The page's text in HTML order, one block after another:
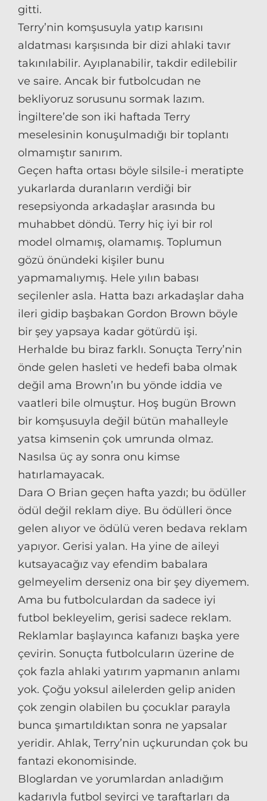
gitti.
Terry’nin komşusuyla yatıp karısını
aldatması karşısında bir dizi ahlaki tavır
takınılabilir. Ayıplanabilir, takdir edilebilir
ve saire. Ancak bir futbolcudan ne
bekliyoruz sorusunu sormak lazım.
İngiltere’de son iki haftada Terry
meselesinin konuşulmadığı bir toplantı
olmamıştır sanırım.
Geçen hafta ortası böyle silsile-i meratipte
yukarlarda duranların verdiği bir
resepsiyonda arkadaşlar arasında bu
muhabbet döndü. Terry hiç iyi bir rol
model olmamış, olamamış. Toplumun
gözü önündeki kişiler bunu
yapmamalıymış. Hele yılın babası
seçilenler asla. Hatta bazı arkadaşlar daha
ileri gidip başbakan Gordon Brown böyle
bir şey yapsaya kadar götürdü işi.
Herhalde bu biraz farklı. Sonuçta Terry’nin
önde gelen hasleti ve hedefi baba olmak
değil ama Brown’ın bu yönde iddia ve
vaatleri bile olmuştur. Hoş bugün Brown
bir komşusuyla değil bütün mahalleyle
yatsa kimsenin çok umrunda olmaz.
Nasılsa üç ay sonra onu kimse
hatırlamayacak.
Dara O Brian geçen hafta yazdı; bu ödüller
ödül değil reklam diye. Bu ödülleri önce
gelen alıyor ve ödülü veren bedava reklam
yapıyor. Gerisi yalan. Ha yine de aileyi
kutsayacağız vay efendim babalara
gelmeyelim derseniz ona bir şey diyemem.
Ama bu futbolculardan da sadece iyi
futbol bekleyelim, gerisi sadece reklam.
Reklamlar başlayınca kafanızı başka yere
çevirin. Sonuçta futbolcuların üzerine de
çok fazla ahlaki yatırım yapmanın anlamı
yok. Çoğu yoksul ailelerden gelip aniden
çok zengin olabilen bu çocuklar parayla
bunca şımartıldıktan sonra ne yapsalar
yeridir. Ahlak, Terry’nin uçkurundan çok bu
fantazi ekonomisinde.
Bloglardan ve yorumlardan anladığım
kadarıyla futbol seyirci ve taraftarları da